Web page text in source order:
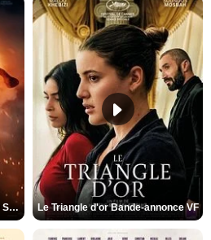
L'Odyssée Bande-annonce VO STFR Le Triangle d'or Bande-annonce VF